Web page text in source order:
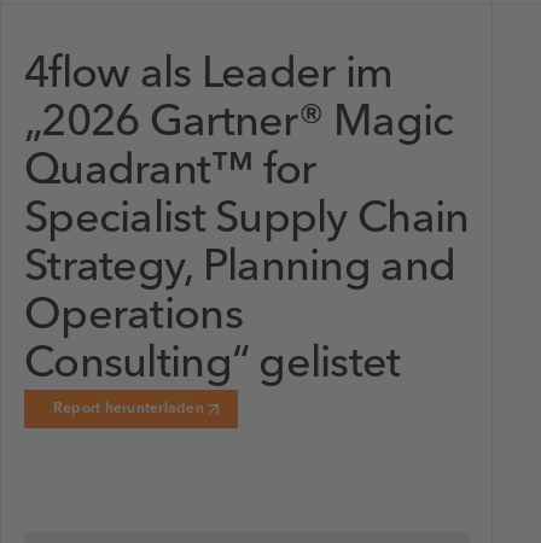
4flow als Leader im
„2026 Gartner® Magic
Quadrant™ for
Specialist Supply Chain
Strategy, Planning and
Operations
Consulting“ gelistet
Report herunterladen